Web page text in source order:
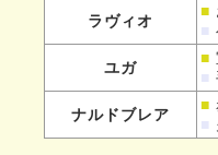
ラヴィオ
■
■
ユガ
■
■
ナルドブレア
■
■